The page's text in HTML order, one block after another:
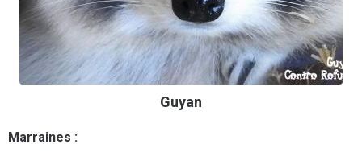
Guyan
Marraines :